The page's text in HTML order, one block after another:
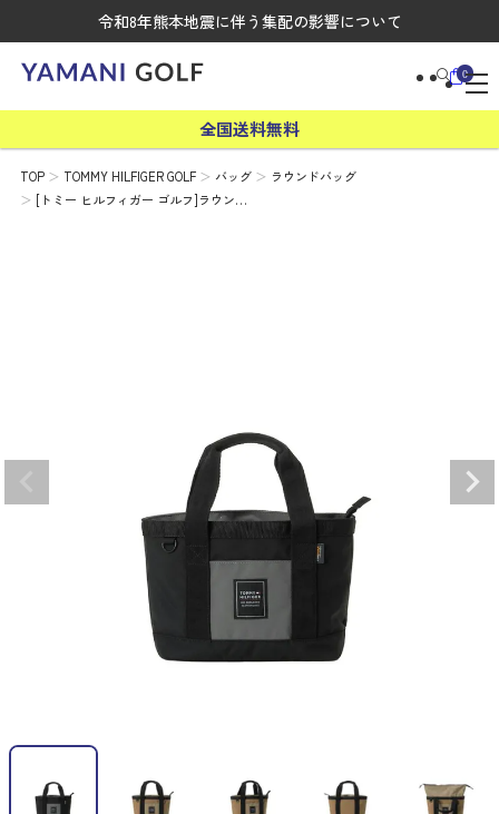
令和8年熊本地震に伴う集配の影響について
0
全国送料無料
TOP TOMMY HILFIGER GOLF バッグ
ラウンドバッグ
[トミー ヒルフィガー ゴルフ]ラウン…